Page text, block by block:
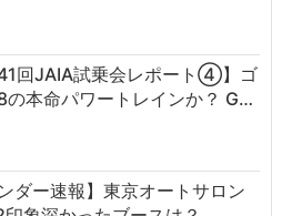
41回JAIA試乗会レポート④】ゴ
の本命パワートレインか？ G…
ンダー速報】東京オートサロン